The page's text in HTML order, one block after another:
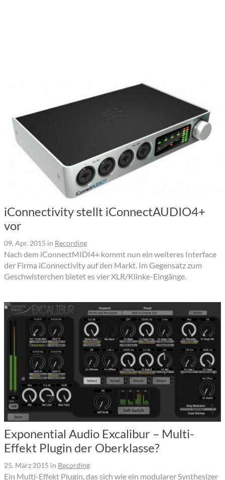
iConnectivity stellt iConnectAUDIO4+
vor
09. Apr. 2015 in Recording
Nach dem iConnectMIDI4+ kommt nun ein weiteres Interface
der Firma iConnectivity auf den Markt. Im Gegensatz zum
Geschwisterchen bietet es vier XLR/Klinke-Eingänge.
Exponential Audio Excalibur – Multi-
Effekt Plugin der Oberklasse?
25. März 2015 in Recording
Ein Multi-Effekt Plugin, das sich wie ein modularer Synthesizer